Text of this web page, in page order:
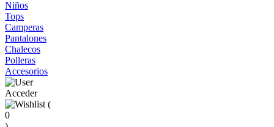
Niños
Tops
Camperas
Pantalones
Chalecos
Polleras
Accesorios
Acceder
(
0